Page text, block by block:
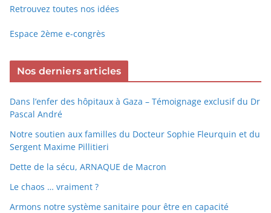
Retrouvez toutes nos idées
Espace 2ème e-congrès
Nos derniers articles
Dans l’enfer des hôpitaux à Gaza – Témoignage exclusif du Dr
Pascal André
Notre soutien aux familles du Docteur Sophie Fleurquin et du
Sergent Maxime Pillitieri
Dette de la sécu, ARNAQUE de Macron
Le chaos … vraiment ?
Armons notre système sanitaire pour être en capacité